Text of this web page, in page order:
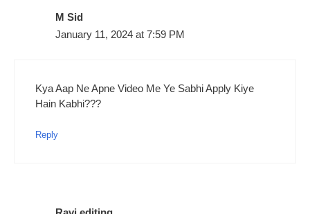
M Sid
January 11, 2024 at 7:59 PM
Kya Aap Ne Apne Video Me Ye Sabhi Apply Kiye
Hain Kabhi???
Reply